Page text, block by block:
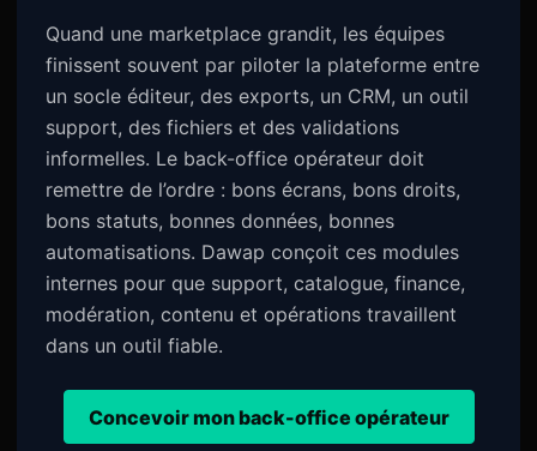
Quand une marketplace grandit, les équipes
finissent souvent par piloter la plateforme entre
un socle éditeur, des exports, un CRM, un outil
support, des fichiers et des validations
informelles. Le back-office opérateur doit
remettre de l’ordre : bons écrans, bons droits,
bons statuts, bonnes données, bonnes
automatisations. Dawap conçoit ces modules
internes pour que support, catalogue, finance,
modération, contenu et opérations travaillent
dans un outil fiable.
Concevoir mon back-office opérateur